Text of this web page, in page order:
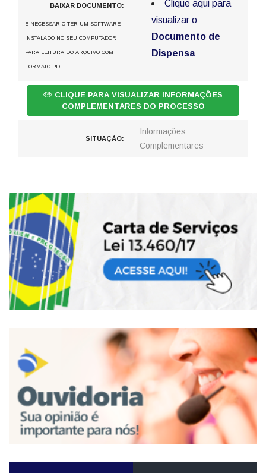
BAIXAR DOCUMENTO:
É NECESSARIO TER UM SOFTWARE
INSTALADO NO SEU COMPUTADOR
PARA LEITURA DO ARQUIVO COM
FORMATO PDF
Clique aqui para
visualizar o
Documento de
Dispensa
CLIQUE PARA VISUALIZAR INFORMAÇÕES
COMPLEMENTARES DO PROCESSO
SITUAÇÃO:
Informações
Complementares